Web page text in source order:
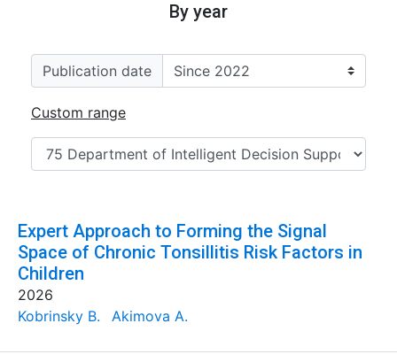
By year
Publication date
Custom range
Expert Approach to Forming the Signal
Space of Chronic Tonsillitis Risk Factors in
Children
2026
Kobrinsky B.
Akimova A.